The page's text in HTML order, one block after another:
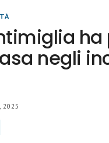
ha
negli
2025